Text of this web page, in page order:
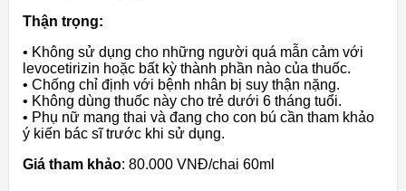
Thận trọng:
• Không sử dụng cho những người quá mẫn cảm với
levocetirizin hoặc bất kỳ thành phần nào của thuốc.
• Chống chỉ định với bệnh nhân bị suy thận nặng.
• Không dùng thuốc này cho trẻ dưới 6 tháng tuổi.
• Phụ nữ mang thai và đang cho con bú cần tham khảo
ý kiến bác sĩ trước khi sử dụng.
Giá tham khảo: 80.000 VNĐ/chai 60ml